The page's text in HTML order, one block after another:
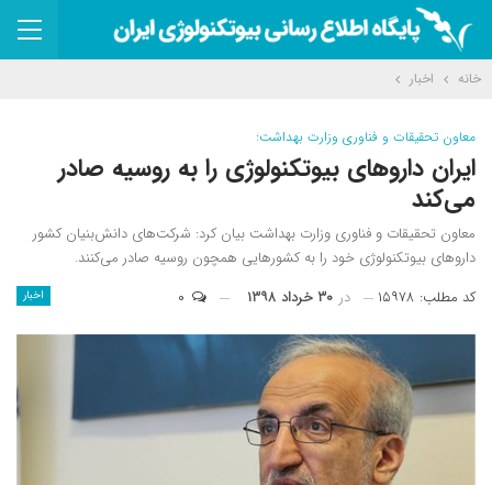
خانه اخبار
معاون تحقیقات و فناوری وزارت بهداشت:
ایران دارو‌های بیوتکنولوژی را به روسیه صادر
می‌کند
معاون تحقیقات و فناوری وزارت بهداشت بیان کرد: شرکت‌های دانش‌بنیان کشور
دارو‌های بیوتکنولوژی خود را به کشور‌هایی همچون روسیه صادر می‌کنند.
اخبار کد مطلب: ۱۵۹۷۸ در ۳۰ خرداد ۱۳۹۸